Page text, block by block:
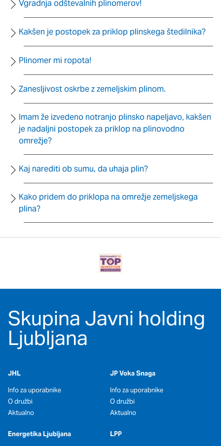
Vgradnja odštevalnih plinomerov!
Kakšen je postopek za priklop plinskega štedilnika?
Plinomer mi ropota!
Zanesljivost oskrbe z zemeljskim plinom.
Imam že izvedeno notranjo plinsko napeljavo, kakšen
je nadaljni postopek za priklop na plinovodno
omrežje?
Kaj narediti ob sumu, da uhaja plin?
Kako pridem do priklopa na omrežje zemeljskega
plina?
Skupina Javni holding
Ljubljana
JHL
Info za uporabnike
O družbi
Aktualno
Energetika Ljubljana
JP Voka Snaga
Info za uporabnike
O družbi
Aktualno
LPP
oglaševalska podjetja jih lahko uporabljajo za izdelavo profila
edinstveno prepoznavanje vašega brskalnika in naprave. Če
Potrdi moje izbire
DOVOLI VSE